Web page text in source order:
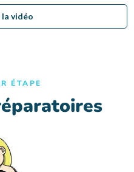
la vidéo
ÉTAPE